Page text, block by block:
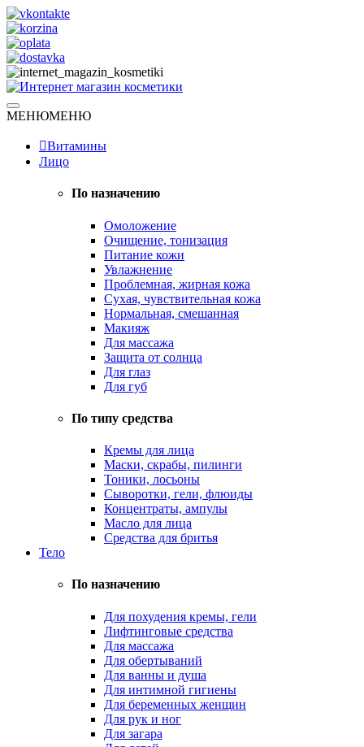
Skip
to
content
Интернет магазин косметики
Натуральная косметика
МЕНЮМЕНЮ
Витамины
Лицо
По назначению
Омоложение
Очищение, тонизация
Питание кожи
Увлажнение
Проблемная, жирная кожа
Сухая, чувствительная кожа
Нормальная, смешанная
Макияж
Для массажа
Защита от солнца
Для глаз
Для губ
По типу средства
Кремы для лица
Маски, скрабы, пилинги
Тоники, лосьоны
Сыворотки, гели, флюиды
Концентраты, ампулы
Масло для лица
Средства для бритья
Тело
По назначению
Для похудения кремы, гели
Лифтинговые средства
Для массажа
Для обертываний
Для ванны и душа
Для интимной гигиены
Для беременных женщин
Для рук и ног
Для загара